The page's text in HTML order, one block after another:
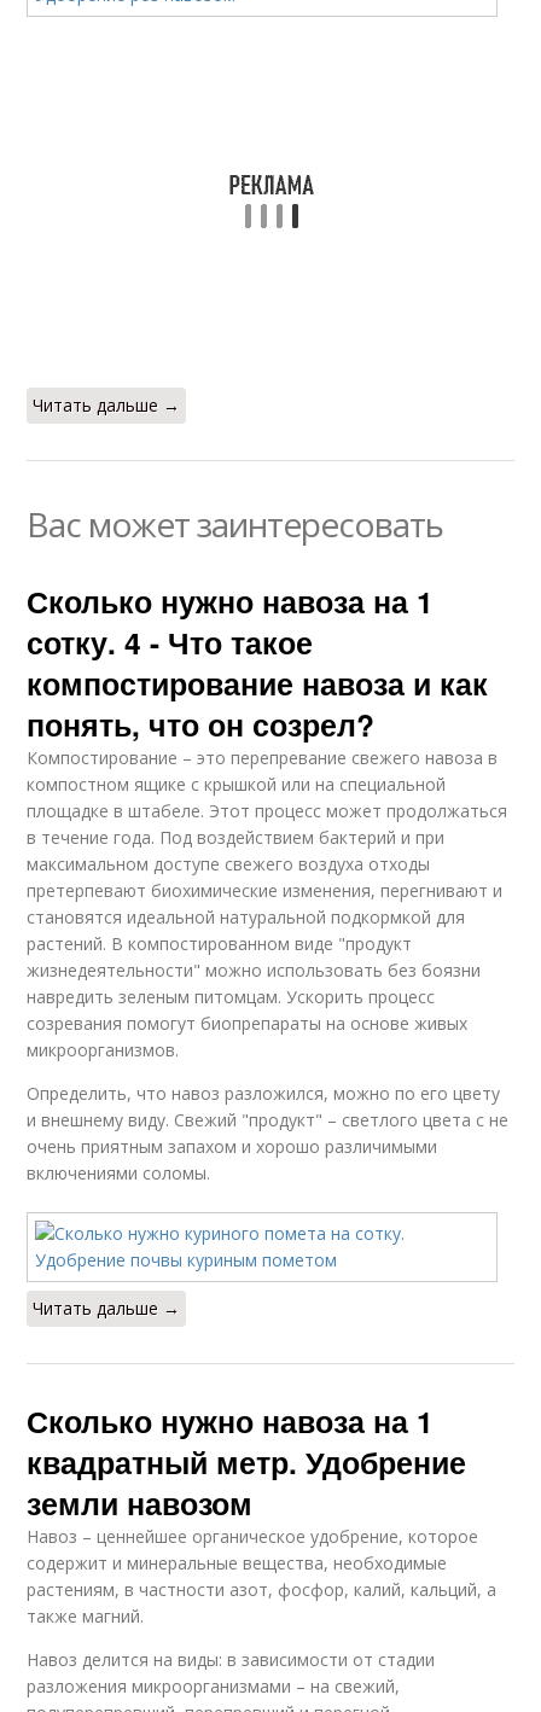
Читать дальше →
Вас может заинтересовать
Сколько нужно навоза на 1
сотку. 4 - Что такое
компостирование навоза и как
понять, что он созрел?
Компостирование – это перепревание свежего навоза в
компостном ящике с крышкой или на специальной
площадке в штабеле. Этот процесс может продолжаться
в течение года. Под воздействием бактерий и при
максимальном доступе свежего воздуха отходы
претерпевают биохимические изменения, перегнивают и
становятся идеальной натуральной подкормкой для
растений. В компостированном виде "продукт
жизнедеятельности" можно использовать без боязни
навредить зеленым питомцам. Ускорить процесс
созревания помогут биопрепараты на основе живых
микроорганизмов.
Определить, что навоз разложился, можно по его цвету
и внешнему виду. Свежий "продукт" – светлого цвета с не
очень приятным запахом и хорошо различимыми
включениями соломы.
Читать дальше →
Сколько нужно навоза на 1
квадратный метр. Удобрение
земли навозом
Навоз – ценнейшее органическое удобрение, которое
содержит и минеральные вещества, необходимые
растениям, в частности азот, фосфор, калий, кальций, а
также магний.
Навоз делится на виды: в зависимости от стадии
разложения микроорганизмами – на свежий,